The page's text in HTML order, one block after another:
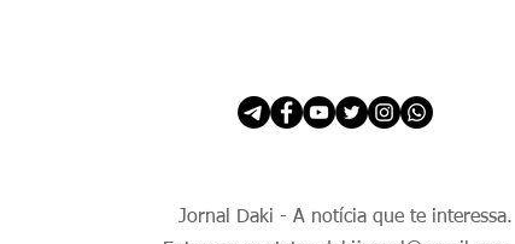
Jornal Daki - A notícia que te interessa.